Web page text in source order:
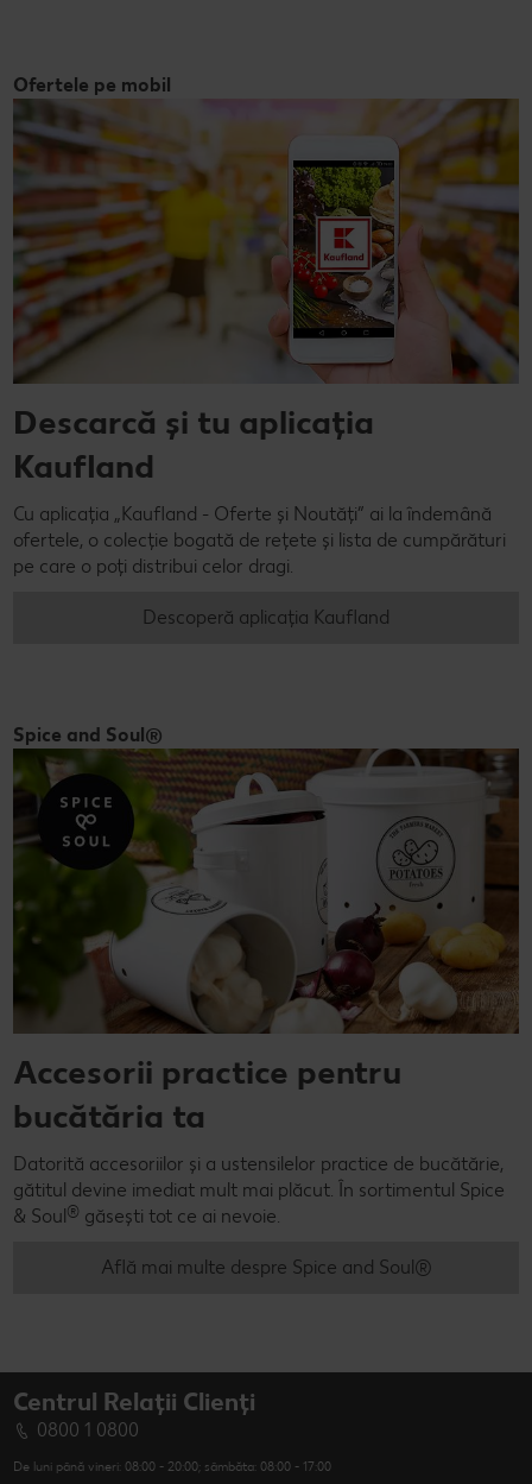
Ofertele pe mobil
Descarcă și tu aplicația
Kaufland
Cu aplicația „Kaufland - Oferte și Noutăți” ai la îndemână
ofertele, o colecție bogată de rețete și lista de cumpărături
pe care o poți distribui celor dragi.
Descoperă aplicația Kaufland
Spice and Soul®
Accesorii practice pentru
bucătăria ta
Datorită accesoriilor și a ustensilelor practice de bucătărie,
gătitul devine imediat mult mai plăcut. În sortimentul Spice
& Soul® găsești tot ce ai nevoie.
Află mai multe despre Spice and Soul®
Centrul Relații Clienți
0800 1 0800
De luni până vineri: 08:00 - 20:00; sâmbăta: 08:00 - 17:00